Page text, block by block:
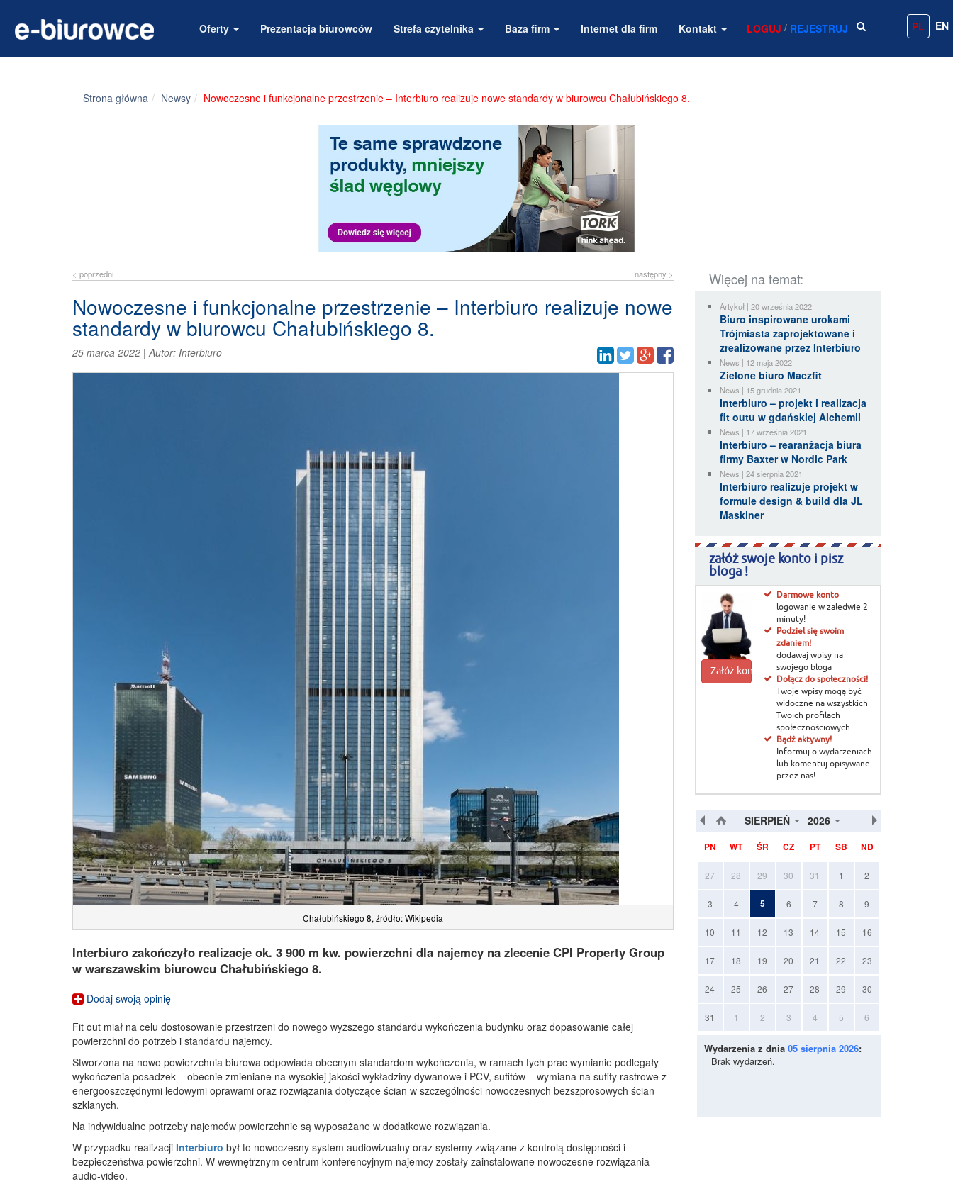
Oferty Prezentacja biurowców Strefa czytelnika Baza firm Internet dla firm Kontakt LOGUJ / REJESTRUJ PL EN
Strona główna Newsy Nowoczesne i funkcjonalne przestrzenie – Interbiuro realizuje nowe standardy w biurowcu Chałubińskiego 8.
< poprzedni następny >
Nowoczesne i funkcjonalne przestrzenie – Interbiuro realizuje nowe
standardy w biurowcu Chałubińskiego 8.
25 marca 2022 |Autor: Interbiuro
Chałubińskiego 8, źródło: Wikipedia
Interbiuro zakończyło realizacje ok. 3 900 m kw. powierzchni dla najemcy na zlecenie CPI Property Group
w warszawskim biurowcu Chałubińskiego 8.
Dodaj swoją opinię
Fit out miał na celu dostosowanie przestrzeni do nowego wyższego standardu wykończenia budynku oraz dopasowanie całej
powierzchni do potrzeb i standardu najemcy.
Stworzona na nowo powierzchnia biurowa odpowiada obecnym standardom wykończenia, w ramach tych prac wymianie podlegały
wykończenia posadzek – obecnie zmieniane na wysokiej jakości wykładziny dywanowe i PCV, sufitów – wymiana na sufity rastrowe z
energooszczędnymi ledowymi oprawami oraz rozwiązania dotyczące ścian w szczególności nowoczesnych bezszprosowych ścian
szklanych.
Na indywidualne potrzeby najemców powierzchnie są wyposażane w dodatkowe rozwiązania.
W przypadku realizacji Interbiuro był to nowoczesny system audiowizualny oraz systemy związane z kontrolą dostępności i
bezpieczeństwa powierzchni. W wewnętrznym centrum konferencyjnym najemcy zostały zainstalowane nowoczesne rozwiązania
audio-video.
Więcej na temat:
Artykuł | 20 września 2022
Biuro inspirowane urokami
Trójmiasta zaprojektowane i
zrealizowane przez Interbiuro
News | 12 maja 2022
Zielone biuro Maczfit
News | 15 grudnia 2021
Interbiuro – projekt i realizacja
fit outu w gdańskiej Alchemii
News | 17 września 2021
Interbiuro – rearanżacja biura
firmy Baxter w Nordic Park
News | 24 sierpnia 2021
Interbiuro realizuje projekt w
formule design & build dla JL
Maskiner
załóż swoje konto i pisz
bloga !
Załóż konto
Darmowe konto
logowanie w zaledwie 2
minuty!
Podziel się swoim
zdaniem!
dodawaj wpisy na
swojego bloga
Dołącz do społeczności!
Twoje wpisy mogą być
widoczne na wszystkich
Twoich profilach
społecznościowych
Bądź aktywny!
Informuj o wydarzeniach
lub komentuj opisywane
przez nas!
SIERPIEŃ 2026
PN WT ŚR CZ PT SB ND
27 28 29 30 31 1 2
3 4 5 6 7 8 9
10 11 12 13 14 15 16
17 18 19 20 21 22 23
24 25 26 27 28 29 30
31 1 2 3 4 5 6
Wydarzenia z dnia 05 sierpnia 2026:
Brak wydarzeń.